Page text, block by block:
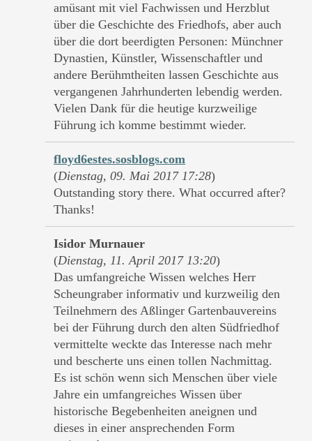
amüsant mit viel Fachwissen und Herzblut
über die Geschichte des Friedhofs, aber auch
über die dort beerdigten Personen: Münchner
Dynastien, Künstler, Wissenschaftler und
andere Berühmtheiten lassen Geschichte aus
vergangenen Jahrhunderten lebendig werden.
Vielen Dank für die heutige kurzweilige
Führung ich komme bestimmt wieder.
floyd6estes.sosblogs.com
(Dienstag, 09. Mai 2017 17:28)
Outstanding story there. What occurred after?
Thanks!
Isidor Murnauer
(Dienstag, 11. April 2017 13:20)
Das umfangreiche Wissen welches Herr
Scheungraber informativ und kurzweilig den
Teilnehmern des Aßlinger Gartenbauvereins
bei der Führung durch den alten Südfriedhof
vermittelte weckte das Interesse nach mehr
und bescherte uns einen tollen Nachmittag.
Es ist schön wenn sich Menschen über viele
Jahre ein umfangreiches Wissen über
historische Begebenheiten aneignen und
dieses in einer ansprechenden Form